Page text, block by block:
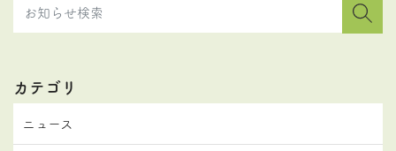
カテゴリ
ニュース